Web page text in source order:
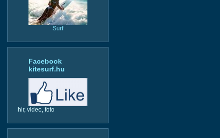
Surf
Facebook
kitesurf.hu
hir, video, foto